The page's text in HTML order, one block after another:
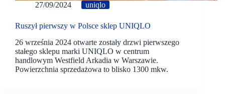
27/09/2024 uniqlo
Ruszył pierwszy w Polsce sklep UNIQLO
26 września 2024 otwarte zostały drzwi pierwszego
stałego sklepu marki UNIQLO w centrum
handlowym Westfield Arkadia w Warszawie.
Powierzchnia sprzedażowa to blisko 1300 mkw.